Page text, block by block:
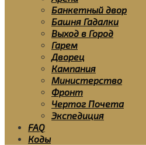
Банкетный двор
Башня Гадалки
Выход в Город
Гарем
Дворец
Кампания
Министерство
Фронт
Чертог Почета
Экспедиция
FAQ
Коды